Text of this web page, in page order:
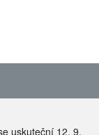
uskuteční 12. 9.